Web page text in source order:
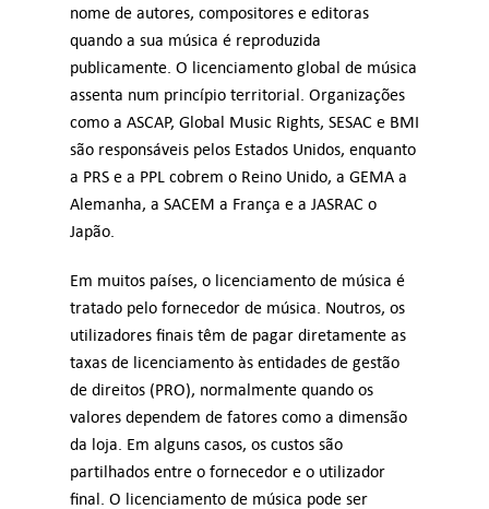
nome de autores, compositores e editoras
quando a sua música é reproduzida
publicamente. O licenciamento global de música
assenta num princípio territorial. Organizações
como a ASCAP, Global Music Rights, SESAC e BMI
são responsáveis pelos Estados Unidos, enquanto
a PRS e a PPL cobrem o Reino Unido, a GEMA a
Alemanha, a SACEM a França e a JASRAC o
Japão.
Em muitos países, o licenciamento de música é
tratado pelo fornecedor de música. Noutros, os
utilizadores finais têm de pagar diretamente as
taxas de licenciamento às entidades de gestão
de direitos (PRO), normalmente quando os
valores dependem de fatores como a dimensão
da loja. Em alguns casos, os custos são
partilhados entre o fornecedor e o utilizador
final. O licenciamento de música pode ser